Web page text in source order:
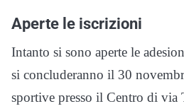
Aperte le iscrizioni
Intanto si sono aperte le
si concluderanno il 30
sportive presso il Centro di via